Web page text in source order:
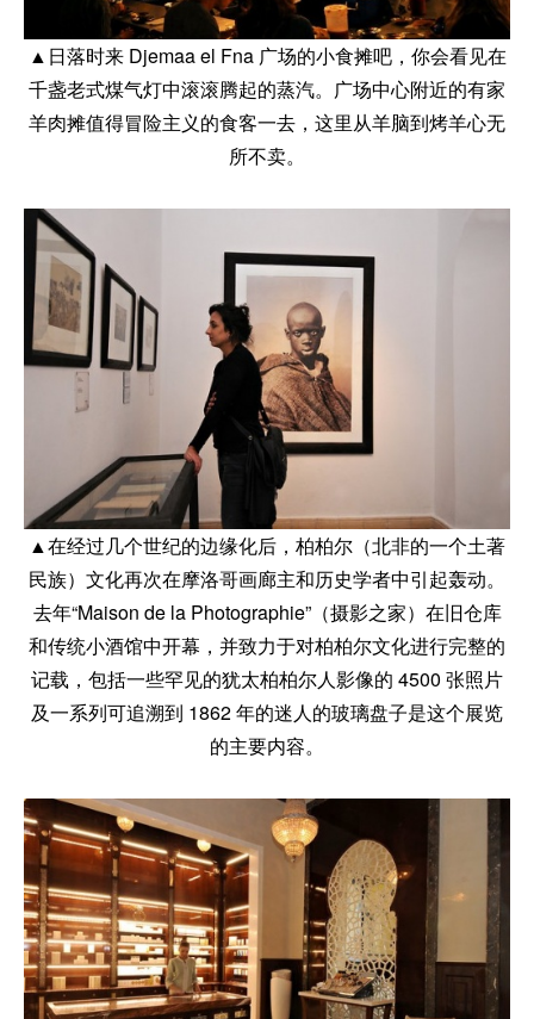
▲日落时来 Djemaa el Fna 广场的小食摊吧，你会看见在
千盏老式煤气灯中滚滚腾起的蒸汽。广场中心附近的有家
羊肉摊值得冒险主义的食客一去，这里从羊脑到烤羊心无
所不卖。
▲在经过几个世纪的边缘化后，柏柏尔（北非的一个土著
民族）文化再次在摩洛哥画廊主和历史学者中引起轰动。
去年“Maison de la Photographie”（摄影之家）在旧仓库
和传统小酒馆中开幕，并致力于对柏柏尔文化进行完整的
记载，包括一些罕见的犹太柏柏尔人影像的 4500 张照片
及一系列可追溯到 1862 年的迷人的玻璃盘子是这个展览
的主要内容。